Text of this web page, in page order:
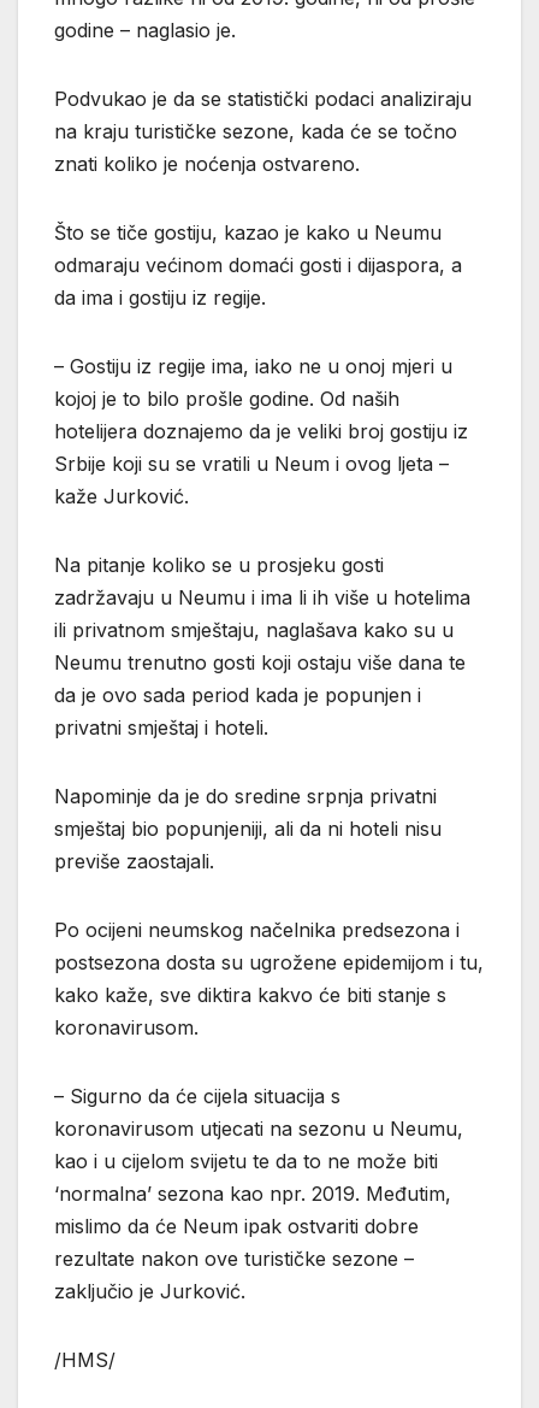
godine – naglasio je.
Podvukao je da se statistički podaci analiziraju
na kraju turističke sezone, kada će se točno
znati koliko je noćenja ostvareno.
Što se tiče gostiju, kazao je kako u Neumu
odmaraju većinom domaći gosti i dijaspora, a
da ima i gostiju iz regije.
– Gostiju iz regije ima, iako ne u onoj mjeri u
kojoj je to bilo prošle godine. Od naših
hotelijera doznajemo da je veliki broj gostiju iz
Srbije koji su se vratili u Neum i ovog ljeta –
kaže Jurković.
Na pitanje koliko se u prosjeku gosti
zadržavaju u Neumu i ima li ih više u hotelima
ili privatnom smještaju, naglašava kako su u
Neumu trenutno gosti koji ostaju više dana te
da je ovo sada period kada je popunjen i
privatni smještaj i hoteli.
Napominje da je do sredine srpnja privatni
smještaj bio popunjeniji, ali da ni hoteli nisu
previše zaostajali.
Po ocijeni neumskog načelnika predsezona i
postsezona dosta su ugrožene epidemijom i tu,
kako kaže, sve diktira kakvo će biti stanje s
koronavirusom.
– Sigurno da će cijela situacija s
koronavirusom utjecati na sezonu u Neumu,
kao i u cijelom svijetu te da to ne može biti
‘normalna’ sezona kao npr. 2019. Međutim,
mislimo da će Neum ipak ostvariti dobre
rezultate nakon ove turističke sezone –
zaključio je Jurković.
/HMS/